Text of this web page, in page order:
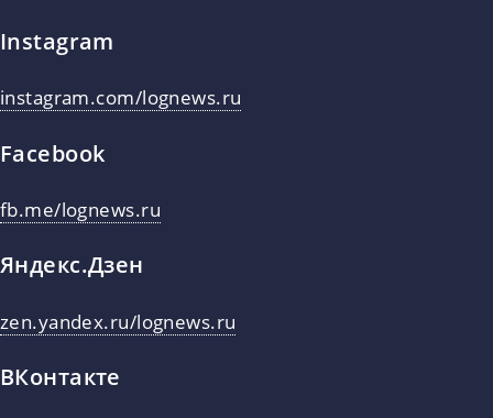
Instagram
instagram.com/lognews.ru
Facebook
fb.me/lognews.ru
Яндекс.Дзен
zen.yandex.ru/lognews.ru
ВКонтакте